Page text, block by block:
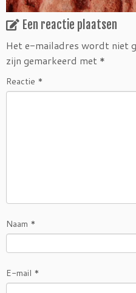
Een reactie plaatsen
Het e-mailadres wordt niet
zijn gemarkeerd met *
Reactie *
Naam *
E-mail *